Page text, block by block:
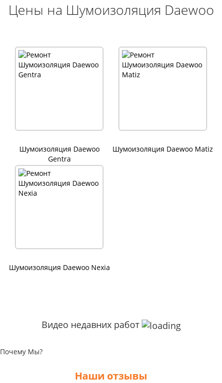
Цены на Шумоизоляция Daewoo
Шумоизоляция Daewoo
Gentra
Шумоизоляция Daewoo Matiz
Шумоизоляция Daewoo Nexia
Видео недавних работ
Почему Мы?
Наши отзывы